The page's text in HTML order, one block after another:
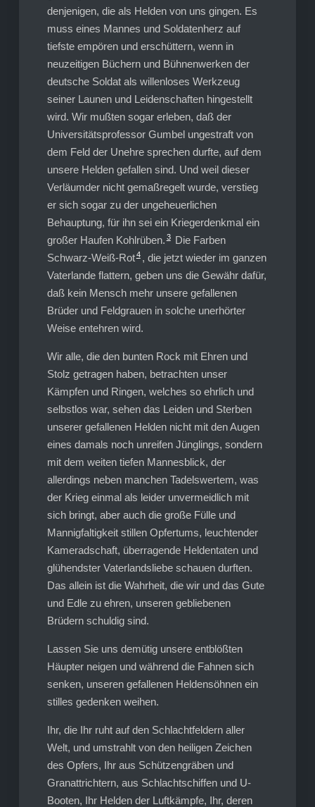
denjenigen, die als Helden von uns gingen. Es
muss eines Mannes und Soldatenherz auf
tiefste empören und erschüttern, wenn in
neuzeitigen Büchern und Bühnenwerken der
deutsche Soldat als willenloses Werkzeug
seiner Launen und Leidenschaften hingestellt
wird. Wir mußten sogar erleben, daß der
Universitätsprofessor Gumbel ungestraft von
dem Feld der Unehre sprechen durfte, auf dem
unsere Helden gefallen sind. Und weil dieser
Verläumder nicht gemaßregelt wurde, verstieg
er sich sogar zu der ungeheuerlichen
Behauptung, für ihn sei ein Kriegerdenkmal ein
großer Haufen Kohlrüben. 3
Die Farben
Schwarz-Weiß-Rot4 , die jetzt wieder im ganzen
Vaterlande flattern, geben uns die Gewähr dafür,
daß kein Mensch mehr unsere gefallenen
Brüder und Feldgrauen in solche unerhörter
Weise entehren wird.
Wir alle, die den bunten Rock mit Ehren und
Stolz getragen haben, betrachten unser
Kämpfen und Ringen, welches so ehrlich und
selbstlos war, sehen das Leiden und Sterben
unserer gefallenen Helden nicht mit den Augen
eines damals noch unreifen Jünglings, sondern
mit dem weiten tiefen Mannesblick, der
allerdings neben manchen Tadelswertem, was
der Krieg einmal als leider unvermeidlich mit
sich bringt, aber auch die große Fülle und
Mannigfaltigkeit stillen Opfertums, leuchtender
Kameradschaft, überragende Heldentaten und
glühendster Vaterlandsliebe schauen durften.
Das allein ist die Wahrheit, die wir und das Gute
und Edle zu ehren, unseren gebliebenen
Brüdern schuldig sind.
Lassen Sie uns demütig unsere entblößten
Häupter neigen und während die Fahnen sich
senken, unseren gefallenen Heldensöhnen ein
stilles gedenken weihen.
Ihr, die Ihr ruht auf den Schlachtfeldern aller
Welt, und umstrahlt von den heiligen Zeichen
des Opfers, Ihr aus Schützengräben und
Granattrichtern, aus Schlachtschiffen und U-
Booten, Ihr Helden der Luftkämpfe, Ihr, deren